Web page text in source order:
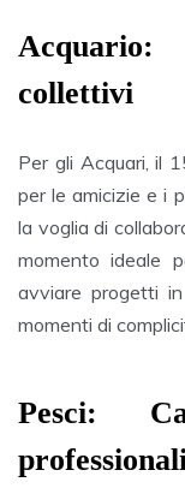
collettivi
Per gli Acquari, il
per le amicizie e i
la voglia di
momento ideale
avviare progetti
momenti di
Pesci:
professionali